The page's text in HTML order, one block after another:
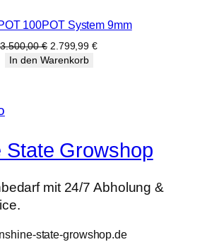
100POT System 9mm
3.500,00€ Ursprünglicher
Preis
2.799,99€Aktueller
In den Warenkorb
State Growshop
mit 24/7 Abholung &
state-growshop.de